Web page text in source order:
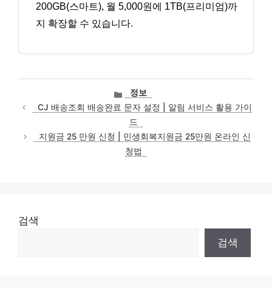
200GB(스마트), 월 5,000원에 1TB(프리미엄)까
지 확장할 수 있습니다.
카
테
고
리
정보
CJ 배송조회 배송완료 문자 설정 | 알림 서비스 활용 가이
드
지원금 25 만원 신청 | 민생회복지원금 25만원 온라인 신
청법
검색
검색